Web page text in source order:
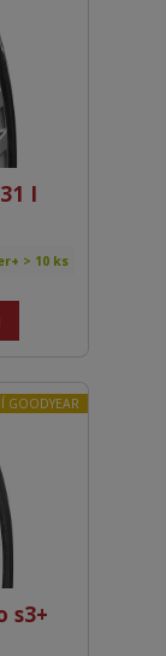
I
> 10 ks
GOODYEAR
s3+